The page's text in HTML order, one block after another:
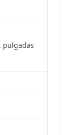
pulgadas